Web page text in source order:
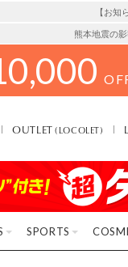
【お知
熊本地震の
OUTLET(LOCOLET)
SPORTS